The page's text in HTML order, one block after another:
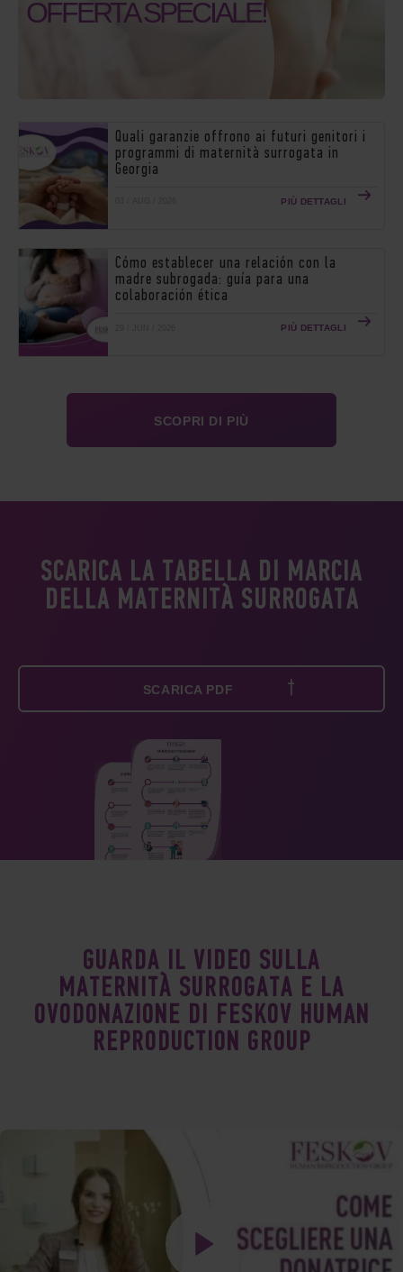
OFFERTA SPECIALE!
Quali garanzie offrono ai futuri genitori i
programmi di maternità surrogata in
Georgia
PIÙ DETTAGLI
Cómo establecer una relación con la
madre subrogada: guía para una
colaboración ética
PIÙ DETTAGLI
SCOPRI DI PIÙ
SCARICA LA TABELLA DI MARCIA
DELLA MATERNITÀ SURROGATA
SCARICA PDF
GUARDA IL VIDEO SULLA
MATERNITÀ SURROGATA E LA
OVODONAZIONE DI FESKOV HUMAN
REPRODUCTION GROUP